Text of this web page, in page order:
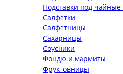
Подставки под чайные
Салфетки
Салфетницы
Сахарницы
Соусники
Фондю и мармиты
Фруктовницы